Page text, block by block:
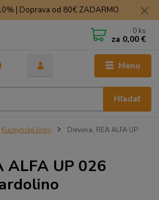
| Doprava od 80€ ZADARMO
Menu
Hľadať
0 ks
za 0,00 €
Kuchynské linky
Drevona, REA ALFA UP
ALFA UP 026